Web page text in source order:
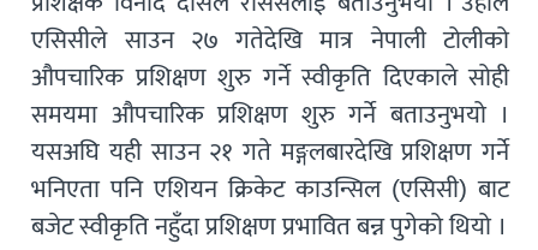
एसिसीले साउन २७ गतेदेखि मात्र नेपाली टोलीको
औपचारिक प्रशिक्षण शुरु गर्ने स्वीकृति दिएकाले सोही
समयमा औपचारिक प्रशिक्षण शुरु गर्ने बताउनुभयो ।
यसअघि यही साउन २१ गते मङ्गलबारदेखि प्रशिक्षण गर्ने
भनिएता पनि एशियन क्रिकेट काउन्सिल (एसिसी) बाट
बजेट स्वीकृति नहुँदा प्रशिक्षण प्रभावित बन्न पुगेको थियो ।